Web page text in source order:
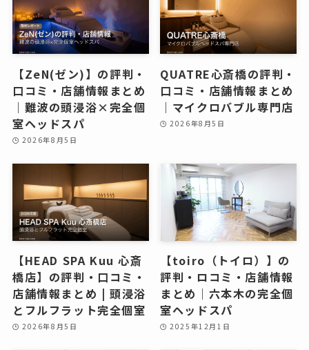
【ZeN(ゼン)】の評判・
口コミ・店舗情報まとめ
｜難波の頭浸浴×完全個
室ヘッドスパ
2026年8月5日
QUATRE心斎橋の評判・
口コミ・店舗情報まとめ
｜マイクロバブル専門店
2026年8月5日
【HEAD SPA Kuu 心斎
橋店】の評判・口コミ・
店舗情報まとめ | 頭浸浴
とフルフラット完全個室
2026年8月5日
【toiro（トイロ）】の
評判・ロコミ・店舗情報
まとめ｜六本木の完全個
室ヘッドスパ
2025年12月1日